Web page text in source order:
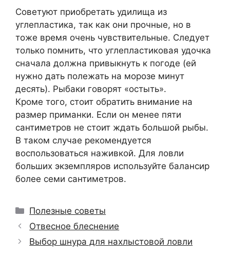
Советуют приобретать удилища из
углепластика, так как они прочные, но в
тоже время очень чувствительные. Следует
только помнить, что углепластиковая удочка
сначала должна привыкнуть к погоде (ей
нужно дать полежать на морозе минут
десять). Рыбаки говорят «остыть».
Кроме того, стоит обратить внимание на
размер приманки. Если он менее пяти
сантиметров не стоит ждать большой рыбы.
В таком случае рекомендуется
воспользоваться наживкой. Для ловли
больших экземпляров используйте балансир
более семи сантиметров.
Рубрики
Полезные советы
Отвесное блеснение
Выбор шнура для нахлыстовой ловли